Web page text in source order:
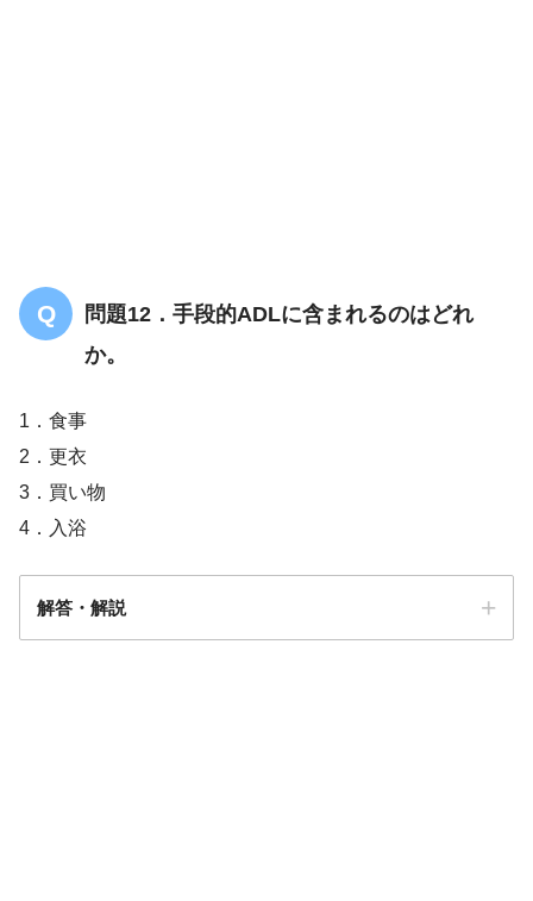
問題12．手段的ADLに含まれるのはどれ
か。
1．食事
2．更衣
3．買い物
4．入浴
解答・解説